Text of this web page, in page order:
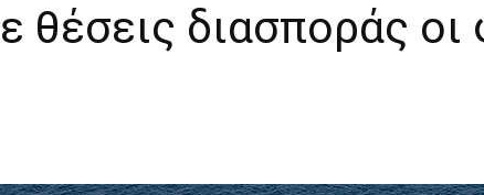
θέσεις διασποράς